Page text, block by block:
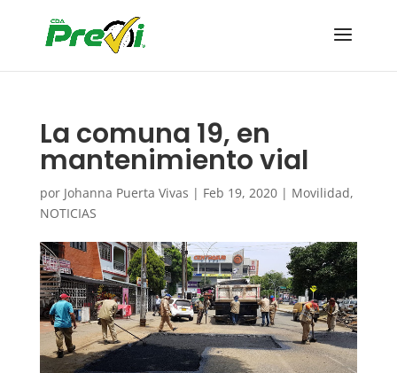
La comuna 19, en
mantenimiento vial
por Johanna Puerta Vivas | Feb 19, 2020| Movilidad,
NOTICIAS